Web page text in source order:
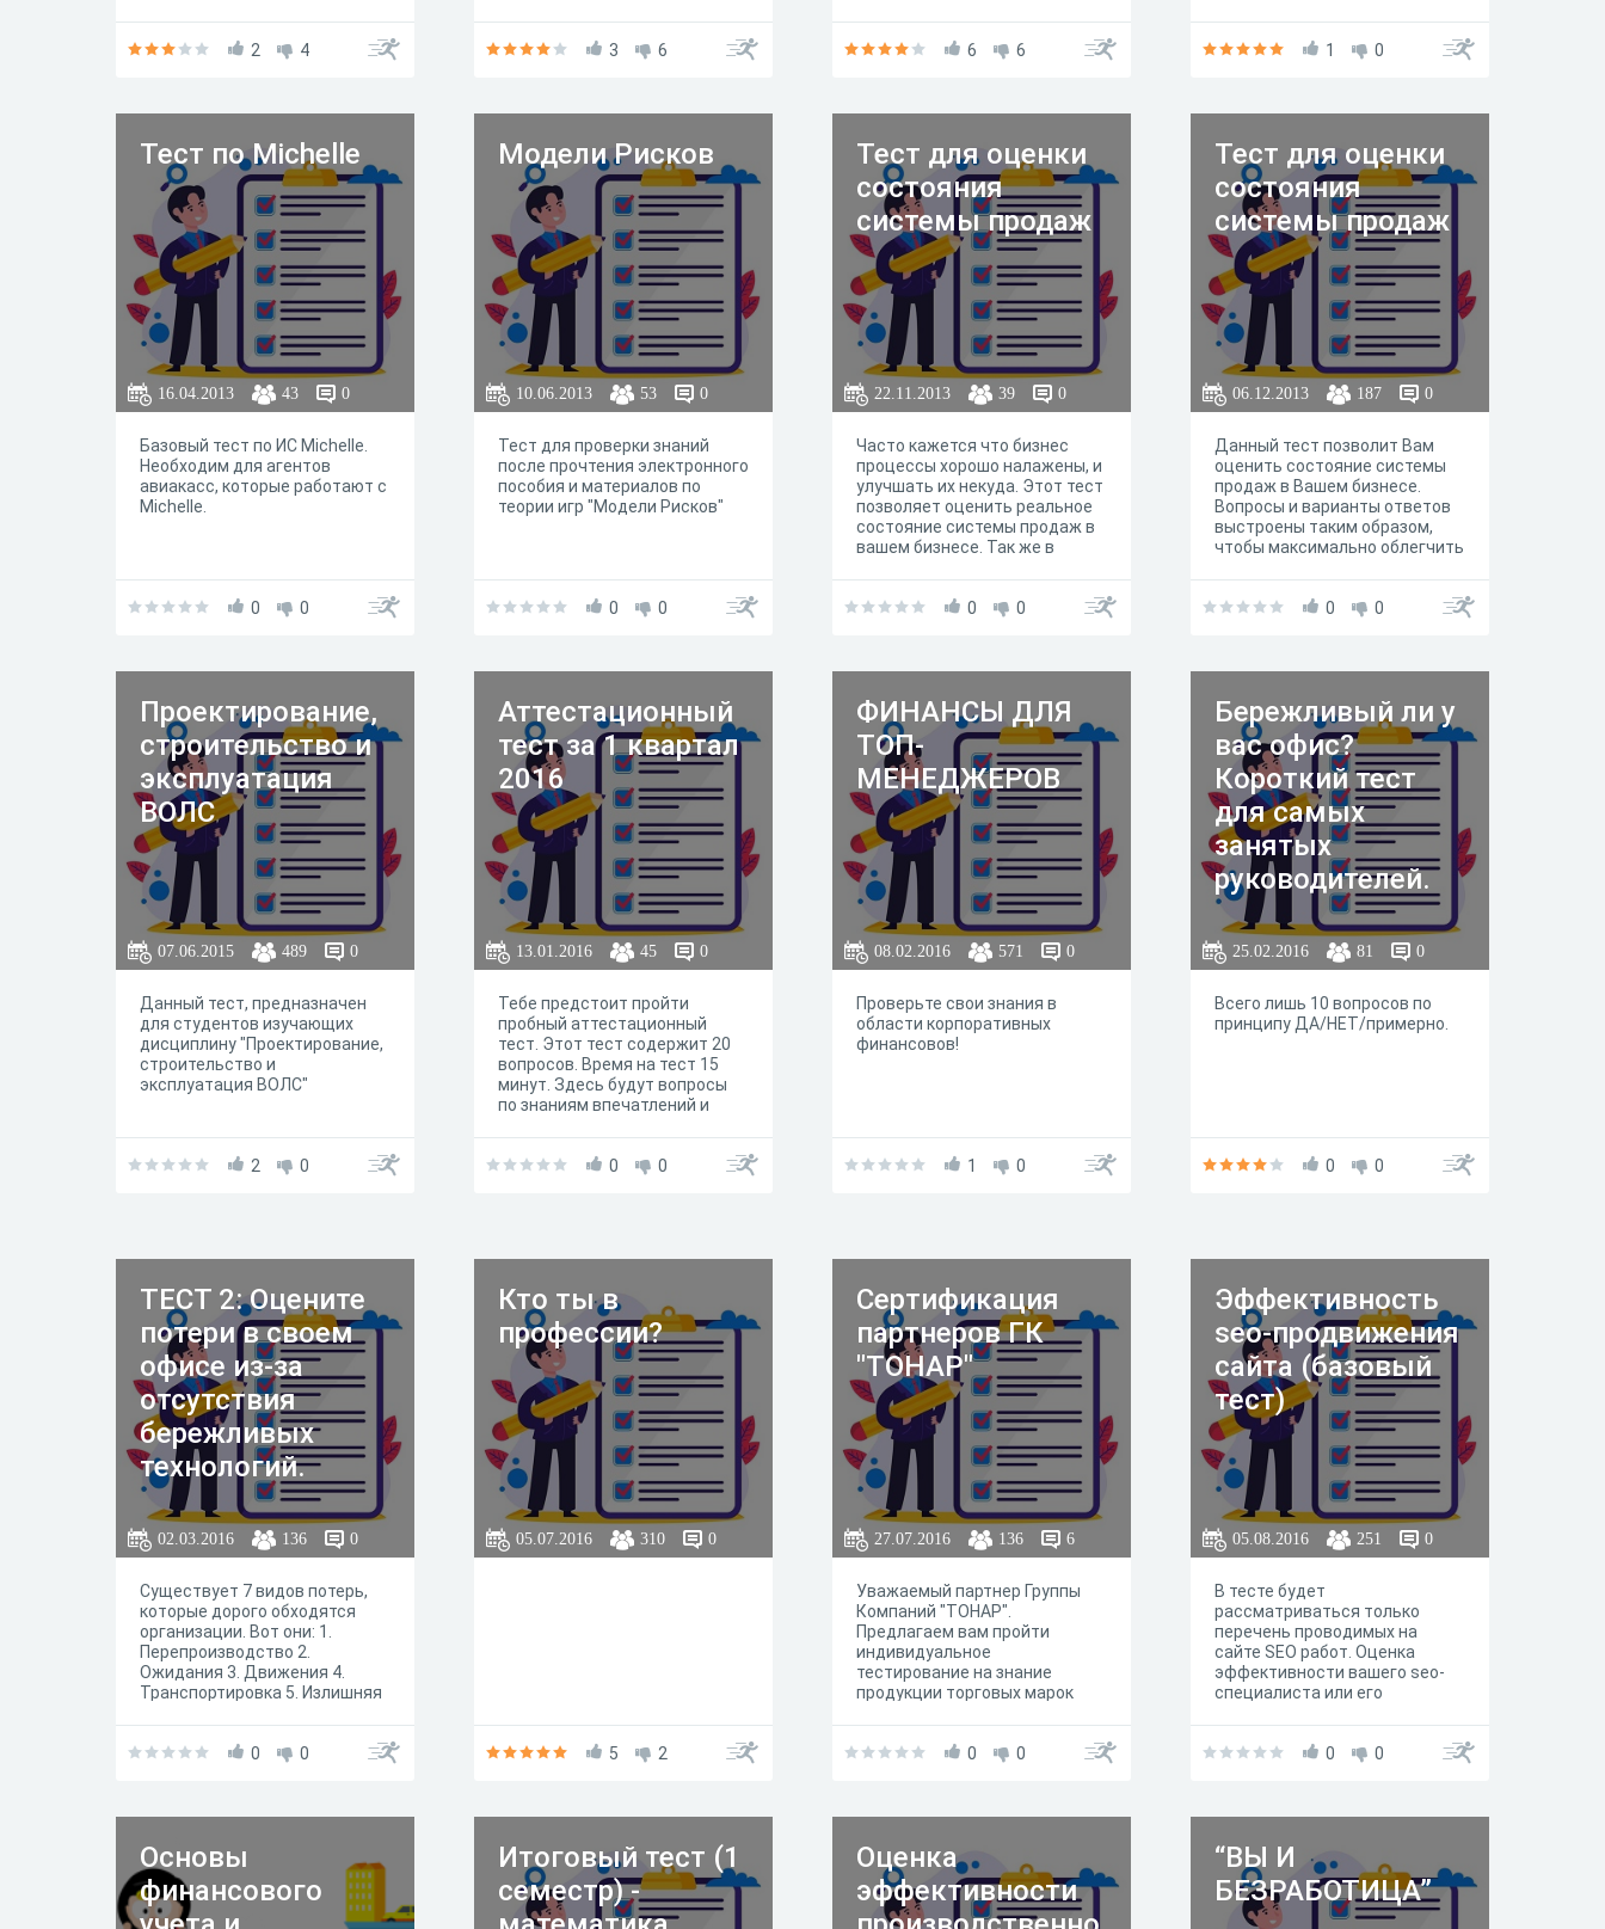
2 4 3 6 6 6 1 0
Тест по Michelle
16.04.2013 43 0
Базовый тест по ИС Michelle.
Необходим для агентов
авиакасс, которые работают с
Michelle.
0 0
Модели Рисков
10.06.2013 53 0
Тест для проверки знаний
после прочтения электронного
пособия и материалов по
теории игр "Модели Рисков"
0 0
Тест для оценки
состояния
системы продаж
22.11.2013 39 0
Часто кажется что бизнес
процессы хорошо налажены, и
улучшать их некуда. Этот тест
позволяет оценить реальное
состояние системы продаж в
вашем бизнесе. Так же в
что можно улучшить.
0 0
Тест для оценки
состояния
системы продаж
06.12.2013 187 0
Данный тест позволит Вам
оценить состояние системы
продаж в Вашем бизнесе.
Вопросы и варианты ответов
выстроены таким образом,
чтобы максимально облегчить
0 0
Проектирование,
строительство и
эксплуатация
ВОЛС
07.06.2015 489 0
Данный тест, предназначен
для студентов изучающих
дисциплину "Проектирование,
строительство и
эксплуатация ВОЛС"
2 0
Аттестационный
тест за 1 квартал
2016
13.01.2016 45 0
Тебе предстоит пройти
пробный аттестационный
тест. Этот тест содержит 20
вопросов. Время на тест 15
минут. Здесь будут вопросы
по знаниям впечатлений и
отдела. Успехов тебе)
0 0
ФИНАНСЫ ДЛЯ
ТОП-
МЕНЕДЖЕРОВ
08.02.2016 571 0
Проверьте свои знания в
области корпоративных
финансовов!
1 0
Бережливый ли у
вас офис?
Короткий тест
для самых
занятых
руководителей.
25.02.2016 81 0
Всего лишь 10 вопросов по
принципу ДА/НЕТ/примерно.
0 0
ТЕСТ 2: Оцените
потери в своем
офисе из-за
отсутствия
бережливых
технологий.
02.03.2016 136 0
Существует 7 видов потерь,
которые дорого обходятся
организации. Вот они: 1.
Перепроизводство 2.
Ожидания 3. Движения 4.
Транспортировка 5. Излишняя
0
0
Кто ты в
профессии?
05.07.2016 310 0
5 2
Сертификация
партнеров ГК
"ТОНАР"
27.07.2016 136 6
Уважаемый партнер Группы
Компаний "ТОНАР".
Предлагаем вам пройти
индивидуальное
тестирование на знание
продукции торговых марок
которого ваша компания
0 0
Эффективность
seo-продвижения
сайта (базовый
тест)
05.08.2016 251 0
В тесте будет
рассматриваться только
перечень проводимых на
сайте SEO работ. Оценка
эффективности вашего seo-
специалиста или его
0
0
Основы
финансового
Итоговый тест (1
семестр) -
Оценка
эффективности
“ВЫ И
БЕЗРАБОТИЦА”